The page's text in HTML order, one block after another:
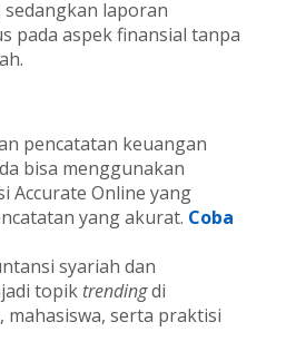
laporan
pada aspek finansial tanpa
pencatatan keuangan
bisa menggunakan
Accurate Online yang
yang akurat. Coba
syariah dan
topik trendingdi
mahasiswa, serta praktisi